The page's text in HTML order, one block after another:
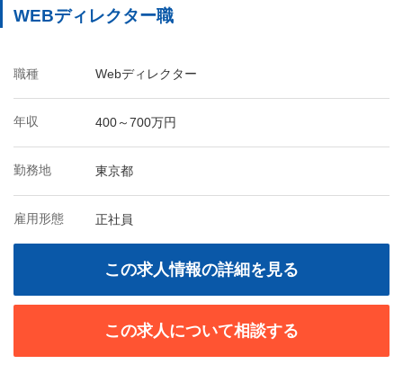
WEBディレクター職
職種 Webディレクター
年収 400～700万円
勤務地 東京都
雇用形態 正社員
この求人情報の詳細を見る
この求人について相談する